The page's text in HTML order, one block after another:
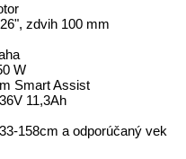
zdvih 100 mm
W
Smart Assist
11,3Ah
158cm a odporúčaný vek